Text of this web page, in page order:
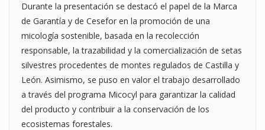
Durante la presentación se destacó el papel de la Marca
de Garantía y de Cesefor en la promoción de una
micología sostenible, basada en la recolección
responsable, la trazabilidad y la comercialización de setas
silvestres procedentes de montes regulados de Castilla y
León. Asimismo, se puso en valor el trabajo desarrollado
a través del programa Micocyl para garantizar la calidad
del producto y contribuir a la conservación de los
ecosistemas forestales.